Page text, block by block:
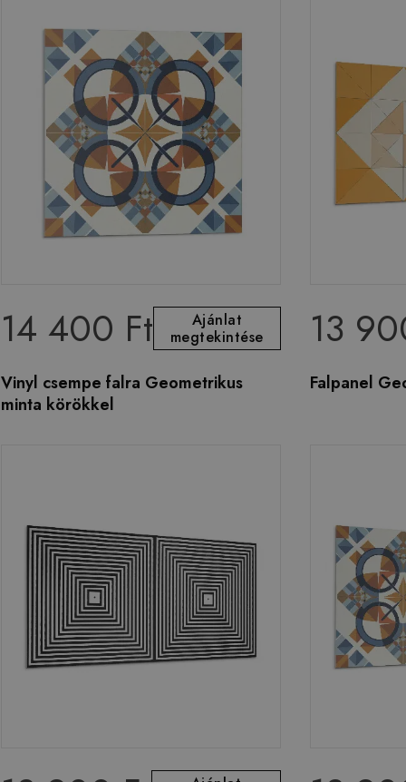
14 400 Ft
Ajánlat
megtekintése
Vinyl csempe falra Geometrikus
minta körökkel
13
Falpanel